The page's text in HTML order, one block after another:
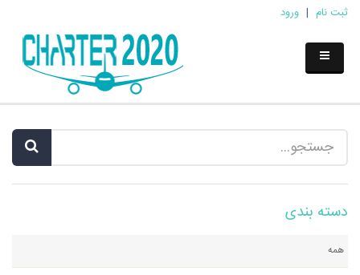
ثبت نام | ورود
دسته بندی
همه